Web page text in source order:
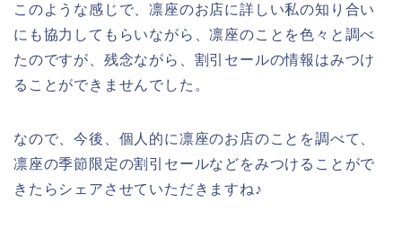
このような感じで、凛座のお店に詳しい私の知り合い
にも協力してもらいながら、凛座のことを色々と調べ
たのですが、残念ながら、割引セールの情報はみつけ
ることができませんでした。
なので、今後、個人的に凛座のお店のことを調べて、
凛座の季節限定の割引セールなどをみつけることがで
きたらシェアさせていただきますね♪